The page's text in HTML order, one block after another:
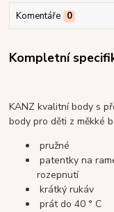
Komentáře 0
Kompletní
KANZ kvalitní body s
body pro děti z měkké
pružné
patentky na
rozepnutí
krátký rukáv
prát do 40 ° C